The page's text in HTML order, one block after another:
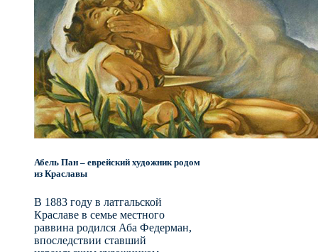
Абель Пан – еврейский художник родом
из Краславы
В 1883 году в латгальской
Краславе в семье местного
раввина родился Аба Федерман,
впоследствии ставший